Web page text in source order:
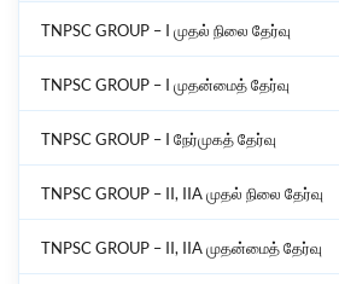
TNPSC GROUP – I முதல் நிலை தேர்வு
TNPSC GROUP – I முதன்மைத் தேர்வு
TNPSC GROUP – I நேர்முகத் தேர்வு
TNPSC GROUP – II, IIA முதல் நிலை தேர்வு
TNPSC GROUP – II, IIA முதன்மைத் தேர்வு